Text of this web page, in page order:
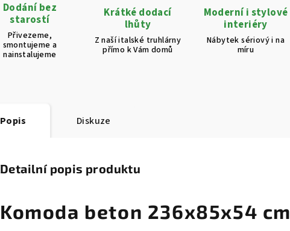
Dodání bez
starostí
Přivezeme,
smontujeme a
nainstalujeme
Krátké dodací
lhůty
Z naší italské truhlárny
přímo k Vám domů
Moderní i stylové
interiéry
Nábytek sériový i na
míru
Popis Diskuze
Detailní popis produktu
Komoda beton 236x85x54